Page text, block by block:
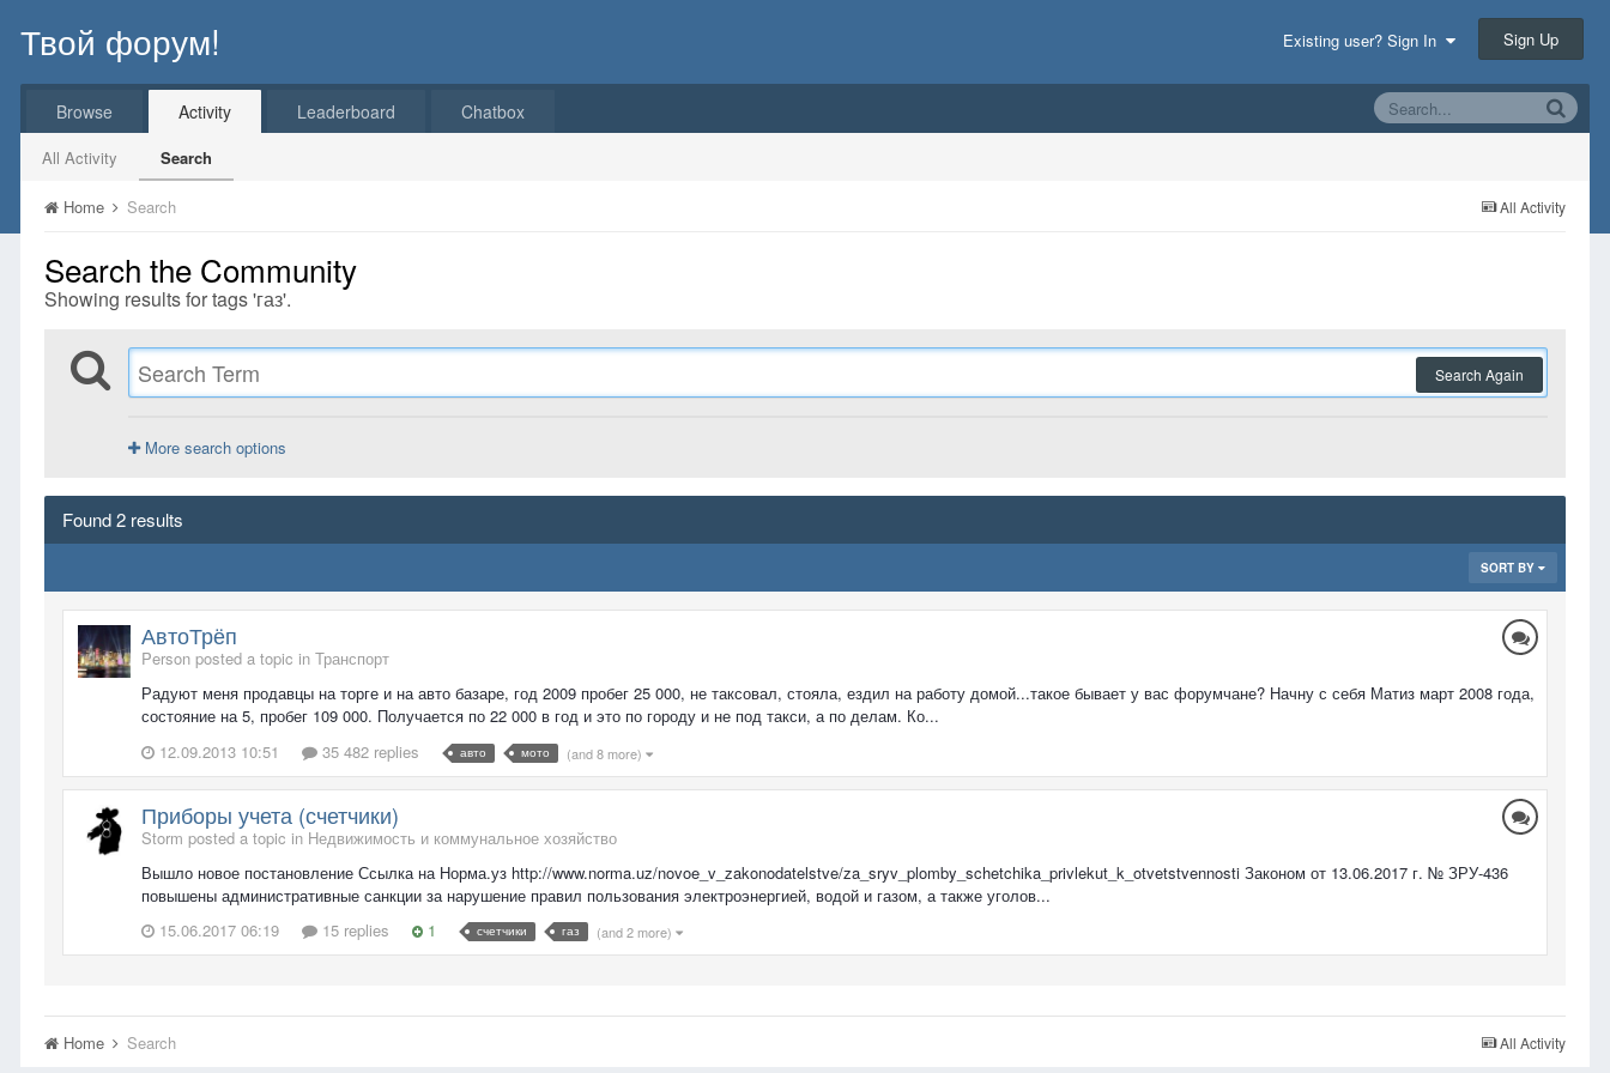
Твой форум! Existing user? Sign In Sign Up
Browse Activity
All Activity Search
Leaderboard Chatbox
All Activity
Home Search
Search the Community
Showing results for tags 'газ'.
Search Again
More search options
Found 2 results
SORT BY
АвтоТрёп
Person posted a topic in Транспорт
Радуют меня продавцы на торге и на авто базаре, год 2009 пробег 25 000, не таксовал, стояла, ездил на работу домой...такое бывает у вас форумчане? Начну с себя Матиз март 2008 года,
состояние на 5, пробег 109 000. Получается по 22 000 в год и это по городу и не под такси, а по делам. Ко...
12.09.2013 10:51
35 482 replies авто мото (and 8 more)
Приборы учета (счетчики)
Storm posted a topic in Недвижимость и коммунальное хозяйство
Вышло новое постановление Ссылка на Норма.уз http://www.norma.uz/novoe_v_zakonodatelstve/za_sryv_plomby_schetchika_privlekut_k_otvetstvennosti Законом от 13.06.2017 г. № ЗРУ-436
повышены административные санкции за нарушение правил пользования электроэнергией, водой и газом, а также уголов...
15.06.2017 06:19
15 replies 1 счетчики газ (and 2 more)
All Activity
Home Search